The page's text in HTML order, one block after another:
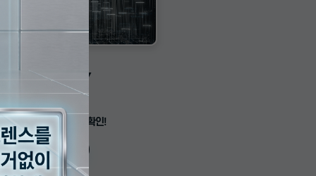
SMARTCITY
스마트시티 APP
속 위치 정보, 한눈에 확인!
View more